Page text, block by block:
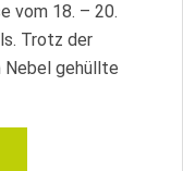
vom 18. – 20.
Trotz der
Nebel gehüllte